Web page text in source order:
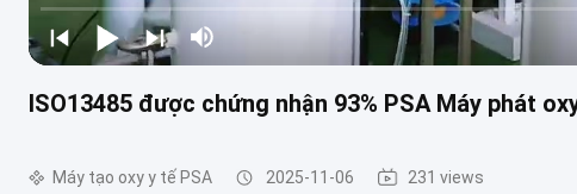
ISO13485 được chứng nhận 93% PSA Máy phát
Máy tạo oxy y tế PSA 2025-11-06 231 views